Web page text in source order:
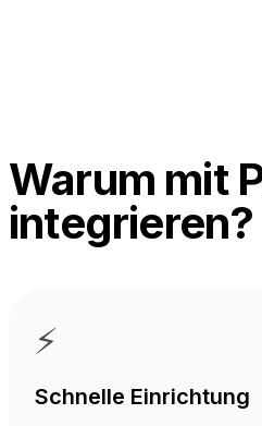
Warum mit
integrieren?
⚡
Schnelle Einrichtung